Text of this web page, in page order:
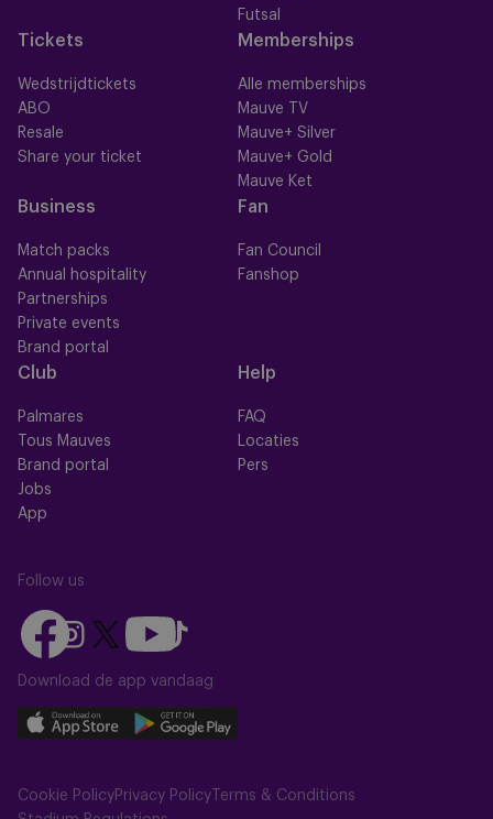
Futsal
Tickets
Wedstrijdtickets
ABO
Resale
Share your ticket
Memberships
Alle memberships
Mauve TV
Mauve+ Silver
Mauve+ Gold
Mauve Ket
Business
Match packs
Annual hospitality
Partnerships
Private events
Brand portal
Fan
Fan Council
Fanshop
Club
Palmares
Tous Mauves
Brand portal
Jobs
App
Help
FAQ
Locaties
Pers
Follow us
Follow
us
on
Follow
us
on
Instagram
Follow
on
X
(Twitter)
Follow
us
on
Follow
us
on
TikTok
Download de app vandaag
Download
on
Download
on
Cookie PolicyPrivacy Policy Terms & Conditions